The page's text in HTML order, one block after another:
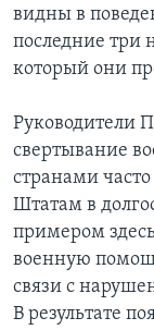
видны в
последние три
который они
Руководители
свертывание
странами
Штатам в
примером
военную
связи с
В результате